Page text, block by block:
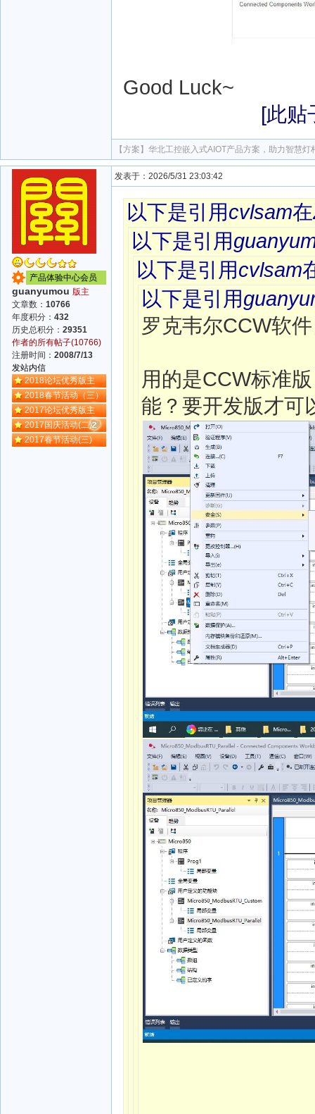
Good Luck~
[此贴
【方案】 华北工控嵌入式AIOT产品方案，助力智慧灯
产品体验中心会员
guanyumou 版主
文章数： 10766
年度积分： 432
历史总积分： 29351
作者的所有帖子(10766)
注册时间： 2008/7/13
发站内信
2018论坛优秀版主
2018春节活动（三）
2017论坛优秀版主
2017国庆活动(二)
2017春节活动(三)
发表于：2026/5/31 23:03:42
以下是引用cvlsam在
以下是引用
以下是引用cvlsam
以下是引用
罗克韦尔CCW软
用的是CCW标准
能？要开发版才可